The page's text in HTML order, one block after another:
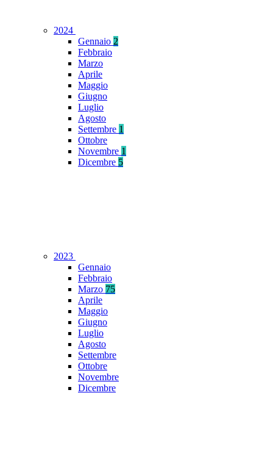
2024
Gennaio 2
Febbraio
Marzo
Aprile
Maggio
Giugno
Luglio
Agosto
Settembre 1
Ottobre
Novembre 1
Dicembre 5
2023
Gennaio
Febbraio
Marzo 75
Aprile
Maggio
Giugno
Luglio
Agosto
Settembre
Ottobre
Novembre
Dicembre